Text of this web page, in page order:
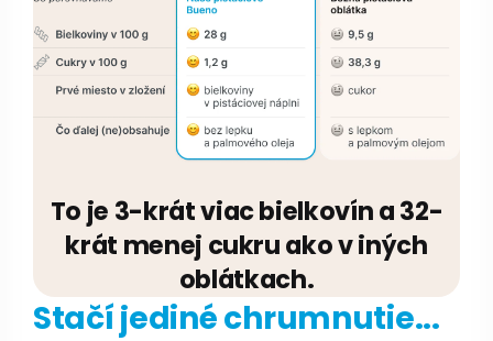
To je 3-krát viac bielkovín a 32-
krát menej cukru ako v iných
oblátkach.
Stačí jediné chrumnutie...